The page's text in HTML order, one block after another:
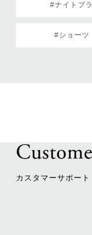
#ナイトブラ
#ショーツ
カスタマーサポート